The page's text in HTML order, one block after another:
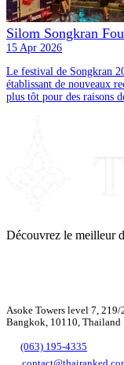
Silom Songkran
15 Apr 2026
Le festival de Songkran
établissant de nouveaux
plus tôt pour des raisons
Découvrez le meilleur
Asoke Towers level 7,
Bangkok, 10110, Thailand
(063) 195-4335